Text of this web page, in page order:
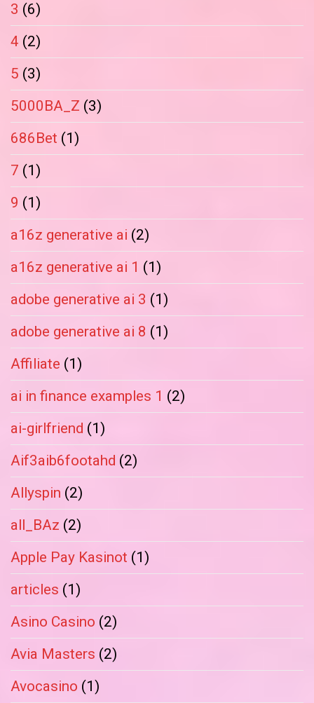
3 (6)
4 (2)
5 (3)
5000BA_Z (3)
686Bet (1)
7 (1)
9 (1)
a16z generative ai (2)
a16z generative ai 1 (1)
adobe generative ai 3 (1)
adobe generative ai 8 (1)
Affiliate (1)
ai in finance examples 1 (2)
ai-girlfriend (1)
Aif3aib6footahd (2)
Allyspin (2)
all_BAz (2)
Apple Pay Kasinot (1)
articles (1)
Asino Casino (2)
Avia Masters (2)
Avocasino (1)